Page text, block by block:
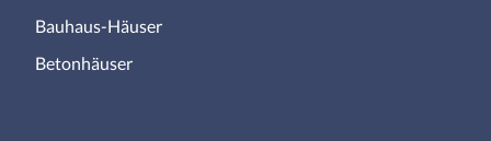
Bauhaus-Häuser
Betonhäuser